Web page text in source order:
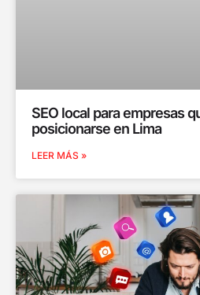
SEO local para empresas
posicionarse en Lima
LEER MÁS »